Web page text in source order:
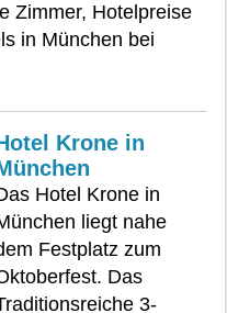
Zimmer, Hotelpreise
in München bei
Krone in
Hotel Krone in
liegt nahe
Festplatz zum
Das
3-